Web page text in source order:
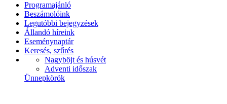
Programajánló
Beszámolóink
Legutóbbi bejegyzések
Állandó híreink
Eseménynaptár
Keresés, szűrés
Nagyböjt és húsvét
Adventi időszak
Ünnepkörök